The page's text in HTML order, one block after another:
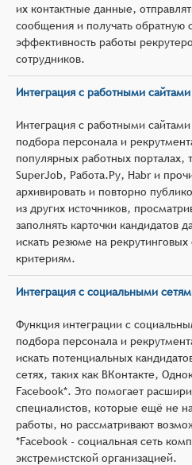
их контактные данные,
сообщения и получать обратную
эффективность работы
сотрудников.
Интеграция с работными сайтами
Интеграция с работными
подбора персонала и
популярных работных порталах,
SuperJob, Работа.Ру, Habr и
архивировать и повторно
из других источников,
заполнять карточки кандидатов
искать резюме на
критериям.
Интеграция с социальными
Функция интеграции с
подбора персонала и
искать потенциальных
сетях, таких как ВКонтакте,
Facebook*. Это помогает
специалистов, которые ещё не
работы, но рассматривают
*Facebook - социальная сеть
экстремистской организацией.